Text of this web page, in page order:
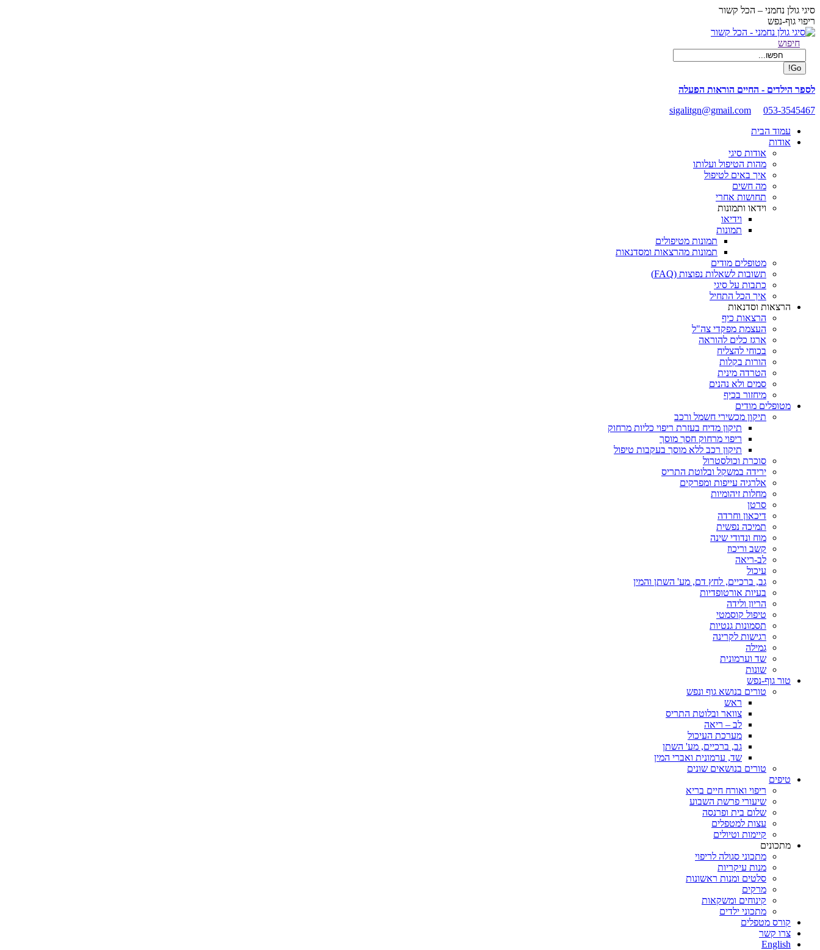
Skip
to
content
סיגי גולן נחמני – הכל קשור
ריפוי גוף-נפש
Facebook
opens
new
window
Search:
חיפוש
לספר הילדים - החיים הוראות הפעלה
sigalitgn@gmail.com
053-3545467
עמוד הבית
אודות
אודות סיגי
מהות הטיפול ועלותו
איך באים לטיפול
מה חשים
תחושות אחרי
וידאו ותמונות
וידיאו
תמונות
תמונות מטיפולים
תמונות מהרצאות ומסדנאות
מטופלים מודים
תשובות לשאלות נפוצות (FAQ)
כתבות על סיגי
איך הכל התחיל
הרצאות וסדנאות
הרצאות כיף
העצמת מפקדי צה"ל
ארגז כלים להוראה
בכוחי להצליח
הורות בקלות
הטרדה מינית
סמים ולא נהנים
מיחזור בכיף
מטופלים מודים
תיקון מכשירי חשמל ורכב
תיקון מדיח בעזרת ריפוי כליות מרחוק
ריפוי מרחוק חסך מוסך
תיקון רכב ללא מוסך בעקבות טיפול
סוכרת וכולסטרול
ירידה במשקל ובלוטת התריס
אלרגיה עייפות ומפרקים
מחלות זיהומיות
סרטן
דיכאון וחרדה
תמיכה נפשית
מוח ונדודי שינה
קשב וריכוז
לב-ריאה
עיכול
גב, ברכיים, לחץ דם, מע' השתן והמין
בעיות אורטופדיות
הריון ולידה
טיפול קוסמטי
תסמונות גנטיות
רגישות לקרינה
גמילה
שד וערמונית
שונות
טור גוף-נפש
טורים בנושא גוף ונפש
ראש
צוואר ובלוטת התריס
לב – ריאה
מערכת העיכול
גב, ברכיים, מע' השתן
שד, ערמונית ואברי המין
טורים בנושאים שונים
טיפים
ריפוי ואורח חיים בריא
שיעורי פרשת השבוע
שלום בית ופרנסה
עצות למטפלים
קיימות וטיולים
מתכונים
מתכוני סגולה לריפוי
מנות עיקריות
סלטים ומנות ראשונות
מרקים
קינוחים ומשקאות
מתכוני ילדים
קורס מטפלים
צרו קשר
English